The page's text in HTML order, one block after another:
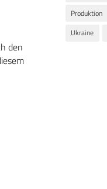
den
Produktion
Ukraine